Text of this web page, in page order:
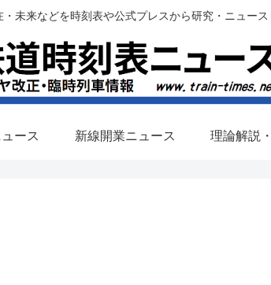
未来などを時刻表や公式プレスから研究・ニュー
ース 新線開業ニュース 理論解説